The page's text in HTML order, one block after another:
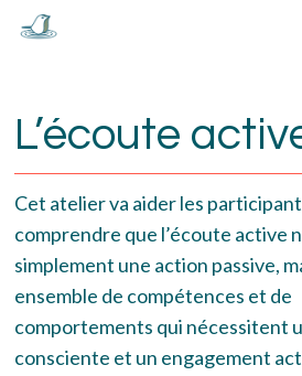
L’écoute
Cet atelier va aider les
comprendre que l’écoute active
simplement une action passive,
ensemble de compétences et de
comportements qui nécessitent
consciente et un engagement